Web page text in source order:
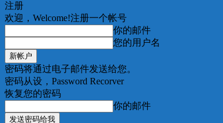
注册
欢迎，Welcome!注册一个帐号
你的邮件
您的用户名
密码将通过电子邮件发送给您。
密码从设，Password Recorver
恢复您的密码
你的邮件